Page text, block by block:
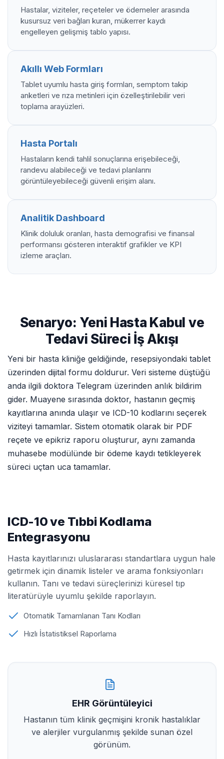
Hastalar, viziteler, reçeteler ve ödemeler arasında
kusursuz veri bağları kuran, mükerrer kaydı
engelleyen gelişmiş tablo yapısı.
Akıllı Web Formları
Tablet uyumlu hasta giriş formları, semptom takip
anketleri ve rıza metinleri için özelleştirilebilir veri
toplama arayüzleri.
Hasta Portalı
Hastaların kendi tahlil sonuçlarına erişebileceği,
randevu alabileceği ve tedavi planlarını
görüntüleyebileceği güvenli erişim alanı.
Analitik Dashboard
Klinik doluluk oranları, hasta demografisi ve finansal
performansı gösteren interaktif grafikler ve KPI
izleme araçları.
Senaryo: Yeni Hasta Kabul ve
Tedavi Süreci İş Akışı
Yeni bir hasta kliniğe geldiğinde, resepsiyondaki tablet
üzerinden dijital formu doldurur. Veri sisteme düştüğü
anda ilgili doktora Telegram üzerinden anlık bildirim
gider. Muayene sırasında doktor, hastanın geçmiş
kayıtlarına anında ulaşır ve ICD-10 kodlarını seçerek
viziteyi tamamlar. Sistem otomatik olarak bir PDF
reçete ve epikriz raporu oluşturur, aynı zamanda
muhasebe modülünde bir ödeme kaydı tetikleyerek
süreci uçtan uca tamamlar.
ICD-10 ve Tıbbi Kodlama
Entegrasyonu
Hasta kayıtlarınızı uluslararası standartlara uygun hale
getirmek için dinamik listeler ve arama fonksiyonları
kullanın. Tanı ve tedavi süreçlerinizi küresel tıp
literatürüyle uyumlu şekilde raporlayın.
Otomatik Tamamlanan Tanı Kodları
Hızlı İstatistiksel Raporlama
EHR Görüntüleyici
Hastanın tüm klinik geçmişini kronik hastalıklar
ve alerjiler vurgulanmış şekilde sunan özel
görünüm.